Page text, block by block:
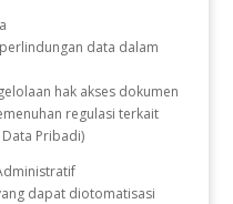
data dalam
hak akses dokumen
regulasi terkait
Pribadi)
dapat diotomatisasi